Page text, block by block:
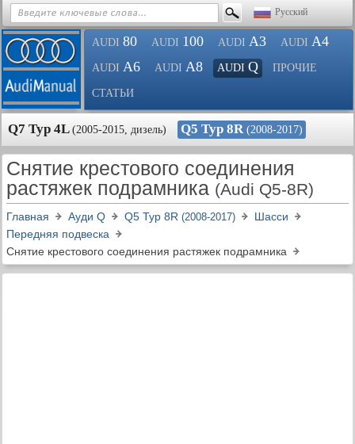
Русский
AUDI 80 AUDI 100 AUDI A3 AUDI A4
AUDI A6 AUDI A8 AUDI Q ПРОЧИЕ
СТАТЬИ
Q7 Typ 4L (2005-2015, дизель) Q5 Typ 8R (2008-2017)
Снятие крестового соединения
растяжек подрамника (Audi Q5-8R)
Главная Ауди Q Q5 Typ 8R (2008-2017)
Шасси
Передняя подвеска
Снятие крестового соединения растяжек подрамника